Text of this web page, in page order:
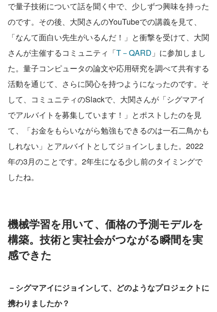
で量子技術について話を聞く中で、少しずつ興味を持った
のです。その後、大関さんのYouTubeでの講義を見て、
「なんて面白い先生がいるんだ！」と衝撃を受けて、大関
さんが主催するコミュニティ「T－QARD 」に参加しまし
た。量子コンピュータの論文や応用研究を調べて共有する
活動を通じて、さらに関心を持つようになったのです。そ
して、コミュニティのSlackで、大関さんが「シグマアイ
でアルバイトを募集しています！」とポストしたのを見
て、「お金をもらいながら勉強もできるのは一石二鳥かも
しれない」とアルバイトとしてジョインしました。2022
年の3月のことです。2年生になる少し前のタイミングで
したね。
機械学習を用いて、価格の予測モデルを
構築。技術と実社会がつながる瞬間を実
感できた
－シグマアイにジョインして、どのようなプロジェクトに
携わりましたか？